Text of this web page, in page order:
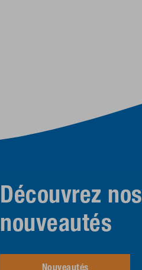
Découvrez nos
nouveautés